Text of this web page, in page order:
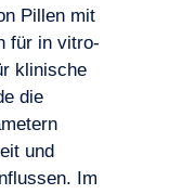
Pillen mit
für in vitro-
klinische
die
und
Im